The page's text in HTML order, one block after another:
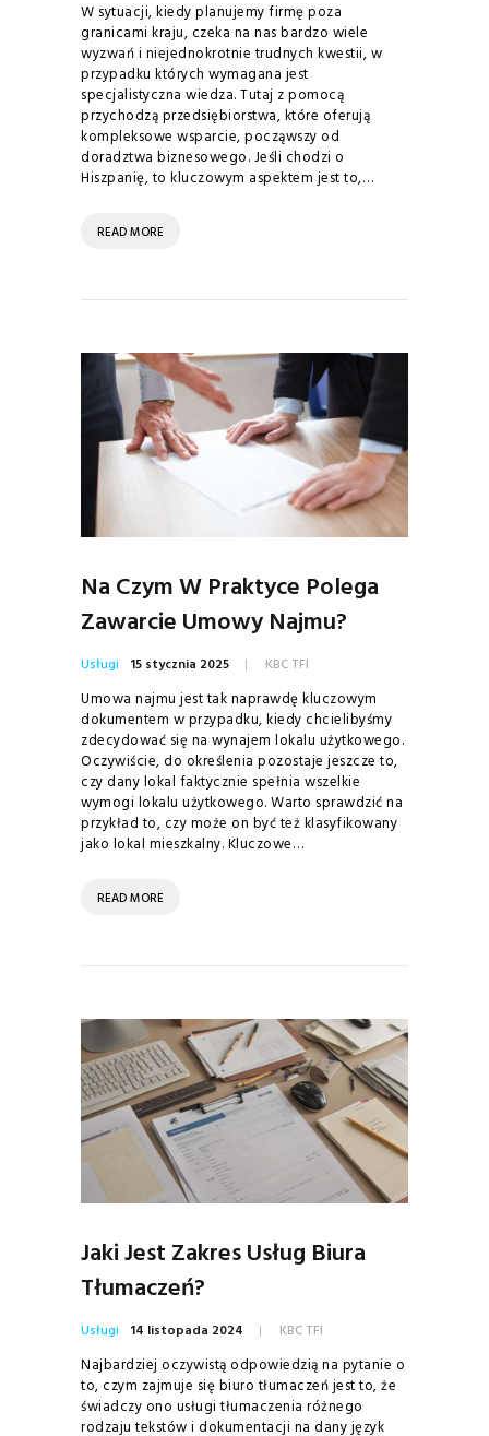
W sytuacji, kiedy planujemy firmę poza
granicami kraju, czeka na nas bardzo wiele
wyzwań i niejednokrotnie trudnych kwestii, w
przypadku których wymagana jest
specjalistyczna wiedza. Tutaj z pomocą
przychodzą przedsiębiorstwa, które oferują
kompleksowe wsparcie, począwszy od
doradztwa biznesowego. Jeśli chodzi o
Hiszpanię, to kluczowym aspektem jest to,…
READ MORE
Na Czym W Praktyce Polega
Zawarcie Umowy Najmu?
Usługi 15 stycznia 2025 KBC TFI
Umowa najmu jest tak naprawdę kluczowym
dokumentem w przypadku, kiedy chcielibyśmy
zdecydować się na wynajem lokalu użytkowego.
Oczywiście, do określenia pozostaje jeszcze to,
czy dany lokal faktycznie spełnia wszelkie
wymogi lokalu użytkowego. Warto sprawdzić na
przykład to, czy może on być też klasyfikowany
jako lokal mieszkalny. Kluczowe…
READ MORE
Jaki Jest Zakres Usług Biura
Tłumaczeń?
Usługi 14 listopada 2024 KBC TFI
Najbardziej oczywistą odpowiedzią na pytanie o
to, czym zajmuje się biuro tłumaczeń jest to, że
świadczy ono usługi tłumaczenia różnego
rodzaju tekstów i dokumentacji na dany język